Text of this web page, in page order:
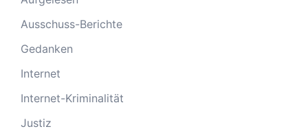
Ausschuss-Berichte
Gedanken
Internet
Internet-Kriminalität
Justiz